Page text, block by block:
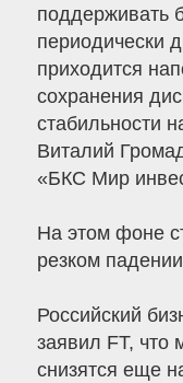
поддерживать
периодически
приходится
сохранения
стабильности
Виталий
«БКС Мир
На этом фоне
резком
Российский
заявил FT,
снизятся еще